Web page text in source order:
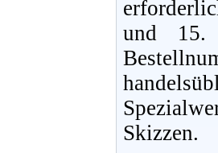
und 15.
Skizzen.